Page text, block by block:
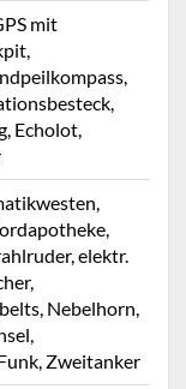
mit
Echolot,
elektr.
Nebelhorn,
Zweitanker